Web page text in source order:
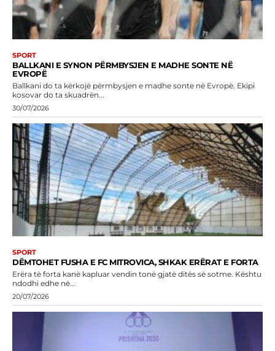
SPORT
BALLKANI E SYNON PËRMBYSJEN E MADHE SONTE NË
EVROPË
Ballkani do ta kërkojë përmbysjen e madhe sonte në Evropë. Ekipi
kosovar do ta skuadrën...
30/07/2026
SPORT
DËMTOHET FUSHA E FC MITROVICA, SHKAK ERËRAT E FORTA
Erëra të forta kanë kapluar vendin tonë gjatë ditës së sotme. Kështu
ndodhi edhe në...
20/07/2026